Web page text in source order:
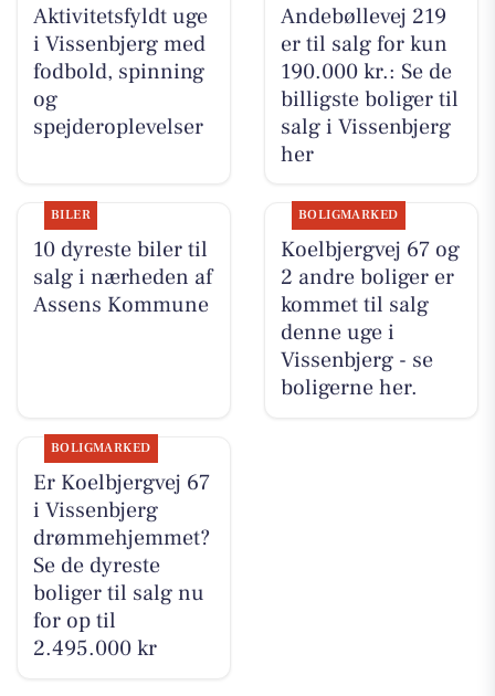
Aktivitetsfyldt uge
i Vissenbjerg med
fodbold, spinning
og
spejderoplevelser
Andebøllevej 219
er til salg for kun
190.000 kr.: Se de
billigste boliger til
salg i Vissenbjerg
her
BILER
10 dyreste biler til
salg i nærheden af
Assens Kommune
BOLIGMARKED
Koelbjergvej 67 og
2 andre boliger er
kommet til salg
denne uge i
Vissenbjerg - se
boligerne her.
BOLIGMARKED
Er Koelbjergvej 67
i Vissenbjerg
drømmehjemmet?
Se de dyreste
boliger til salg nu
for op til
2.495.000 kr